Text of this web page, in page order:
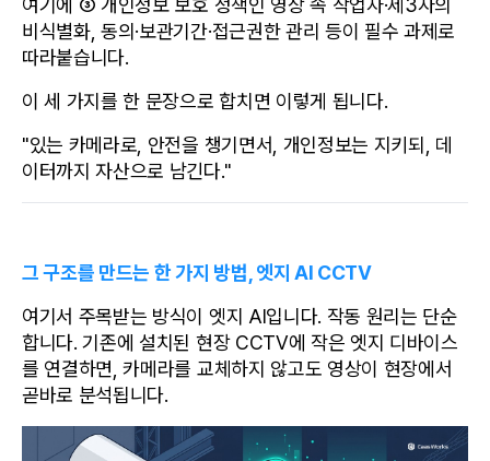
여기에 ③ 개인정보 보호 정책인 영상 속 작업자·제3자의
비식별화, 동의·보관기간·접근권한 관리 등이 필수 과제로
따라붙습니다.
이 세 가지를 한 문장으로 합치면 이렇게 됩니다.
"있는 카메라로, 안전을 챙기면서, 개인정보는 지키되, 데
이터까지 자산으로 남긴다."
그 구조를 만드는 한 가지 방법, 엣지 AI CCTV
여기서 주목받는 방식이 엣지 AI입니다. 작동 원리는 단순
합니다. 기존에 설치된 현장 CCTV에 작은 엣지 디바이스
를 연결하면, 카메라를 교체하지 않고도 영상이 현장에서
곧바로 분석됩니다.